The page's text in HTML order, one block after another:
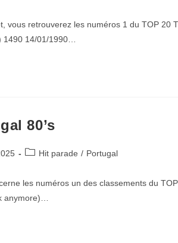
vous retrouverez les numéros 1 du TOP 20
1490 14/01/1990…
80’s
PostHit parade / Portugal
les numéros un des classements du
anymore)…